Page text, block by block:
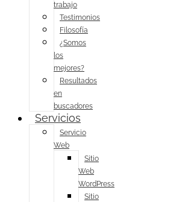
trabajo
Testimonios
Filosofía
¿Somos
los
mejores?
Resultados
en
buscadores
Servicios
Servicio
Web
Sitio
Web
WordPress
Sitio